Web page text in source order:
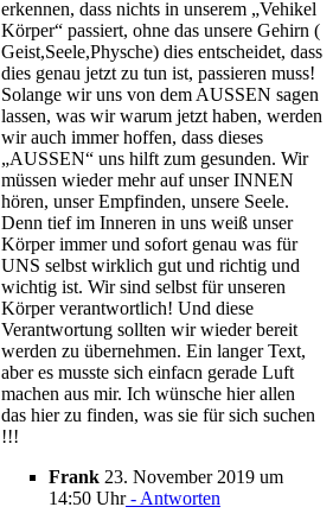
erkennen, dass nichts in unserem „Vehikel
Körper“ passiert, ohne das unsere Gehirn (
Geist,Seele,Physche) dies entscheidet, dass
dies genau jetzt zu tun ist, passieren muss!
Solange wir uns von dem AUSSEN sagen
lassen, was wir warum jetzt haben, werden
wir auch immer hoffen, dass dieses
„AUSSEN“ uns hilft zum gesunden. Wir
müssen wieder mehr auf unser INNEN
hören, unser Empfinden, unsere Seele.
Denn tief im Inneren in uns weiß unser
Körper immer und sofort genau was für
UNS selbst wirklich gut und richtig und
wichtig ist. Wir sind selbst für unseren
Körper verantwortlich! Und diese
Verantwortung sollten wir wieder bereit
werden zu übernehmen. Ein langer Text,
aber es musste sich einfacn gerade Luft
machen aus mir. Ich wünsche hier allen
das hier zu finden, was sie für sich suchen
!!!
Frank 23. November 2019 um
14:50 Uhr- Antworten